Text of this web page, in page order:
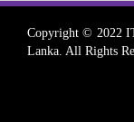
Copyright © 2022
Lanka. All Rights